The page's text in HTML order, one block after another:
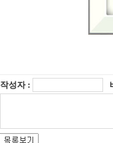
작성자 :